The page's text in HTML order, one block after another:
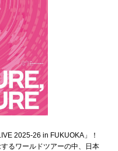
2025-26 in FUKUOKA」！
るワールドツアーの中、日本